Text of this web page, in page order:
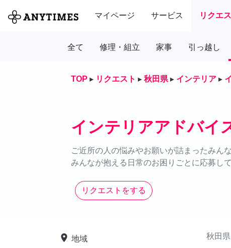
マイページ サービス リクエ
全て 修理・組立 家事 引っ越し
TOP ▸ リクエスト ▸ 秋田県 ▸ インテリア ▸
インテリアアドバイ
ご近所の人の悩みやお願いが詰まったみん
みんなが抱える日常のお困りごとに応募し
リクエストをする
place 地域 秋田県